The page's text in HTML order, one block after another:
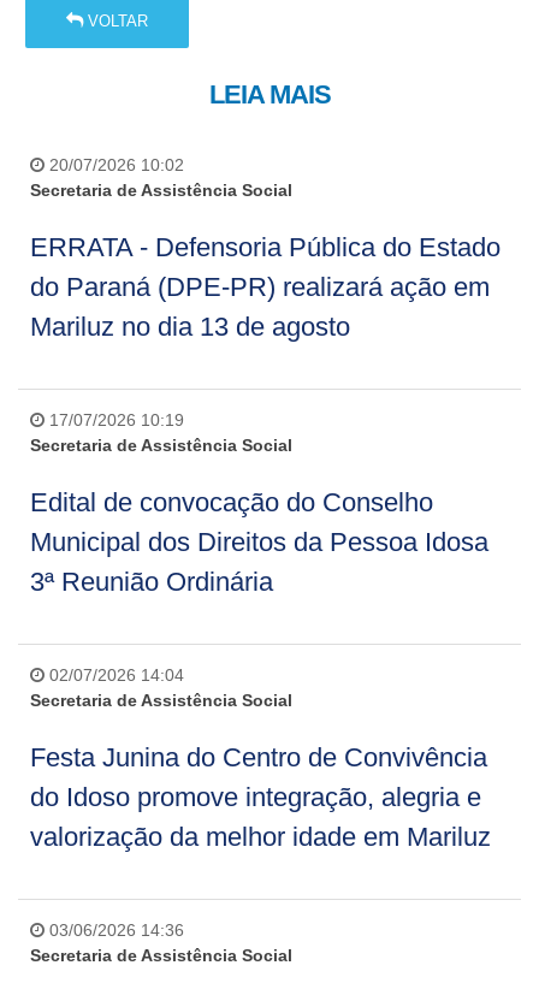
VOLTAR
LEIA MAIS
20/07/2026 10:02
Secretaria de Assistência Social
ERRATA - Defensoria Pública do Estado
do Paraná (DPE-PR) realizará ação em
Mariluz no dia 13 de agosto
17/07/2026 10:19
Secretaria de Assistência Social
Edital de convocação do Conselho
Municipal dos Direitos da Pessoa Idosa
3ª Reunião Ordinária
02/07/2026 14:04
Secretaria de Assistência Social
Festa Junina do Centro de Convivência
do Idoso promove integração, alegria e
valorização da melhor idade em Mariluz
03/06/2026 14:36
Secretaria de Assistência Social